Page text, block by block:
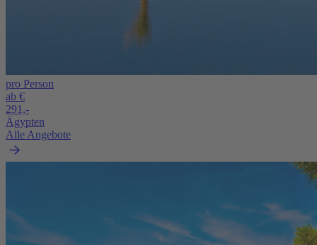
pro Person
ab €
291,-
Ägypten
Alle Angebote